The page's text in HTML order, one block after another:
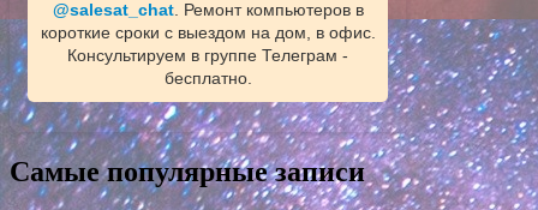
@salesat_chat. Ремонт компьютеров в
короткие сроки с выездом на дом, в офис.
Консультируем в группе Телеграм -
бесплатно.
Самые популярные записи